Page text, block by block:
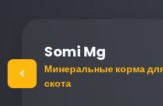
Somi Mg
Минеральные корма
скота